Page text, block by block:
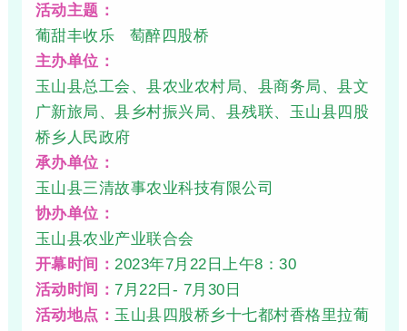
活动主题：
葡甜丰收乐 萄醉四股桥
主办单位：
玉山县总工会、县农业农村局、县商务局、县文
广新旅局、县乡村振兴局、县残联、玉山县四股
桥乡人民政府
承办单位：
玉山县三清故事农业科技有限公司
协办单位：
玉山县农业产业联合会
开幕时间：2023年7月22日上午8：30
活动时间：7月22日- 7月30日
活动地点： 玉山县四股桥乡十七都村香格里拉葡